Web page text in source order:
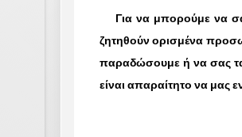
Για να μπορούμε να
ζητηθούν ορισμένα
παραδώσουμε ή να σας
είναι απαραίτητο να μας